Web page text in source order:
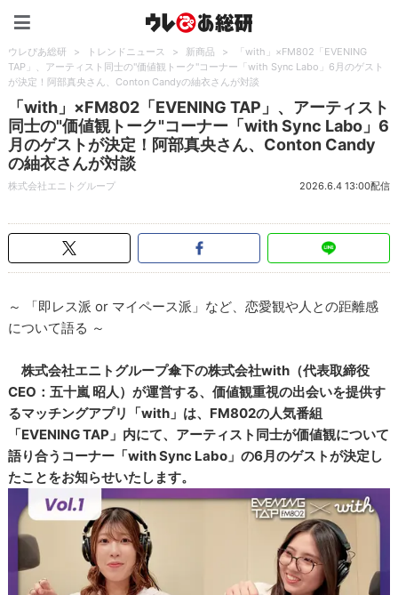
ウレぴあ総研 > トレンドニュース > 新商品 >
「with」×FM802「EVENING
TAP」、アーティスト同士の"価値観トーク"コーナー「with Sync Labo」6月のゲスト
が決定！阿部真央さん、Conton Candyの紬衣さんが対談
「with」×FM802「EVENING TAP」、アーティスト
同士の"価値観トーク"コーナー「with Sync Labo」6
月のゲストが決定！阿部真央さん、Conton Candy
の紬衣さんが対談
株式会社エニトグループ 2026.6.4 13:00配信
～ 「即レス派 or マイペース派」など、恋愛観や人との距離感
について語る ～
株式会社エニトグループ傘下の株式会社with（代表取締役
CEO：五十嵐 昭人）が運営する、価値観重視の出会いを提供す
るマッチングアプリ「with」は、FM802の人気番組
「EVENING TAP」内にて、アーティスト同士が価値観について
語り合うコーナー「with Sync Labo」の6月のゲストが決定し
たことをお知らせいたします。